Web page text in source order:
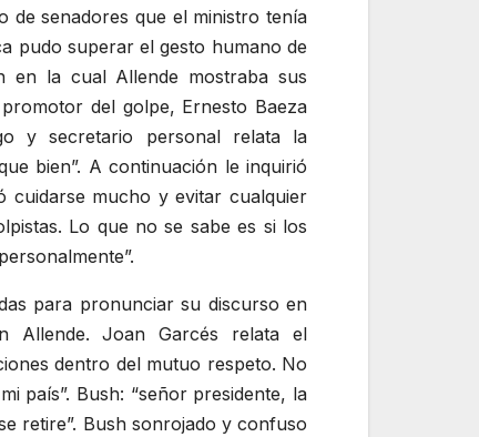
de senadores que el ministro tenía
pudo superar el gesto humano de
en la cual Allende mostraba sus
del golpe, Ernesto Baeza
y secretario personal relata la
bien . A continuación le inquirió
cuidarse mucho y evitar cualquier
Lo que no se sabe es si los
.
para pronunciar su discurso en
Allende. Joan Garcés relata el
dentro del mutuo respeto. No
país . Bush:
señor presidente, la
retire . Bush sonrojado y confuso